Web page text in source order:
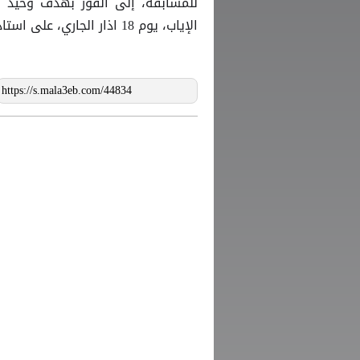
الإياب، يوم 18 اذار الجاري، على استاد القاهرة الدولي.